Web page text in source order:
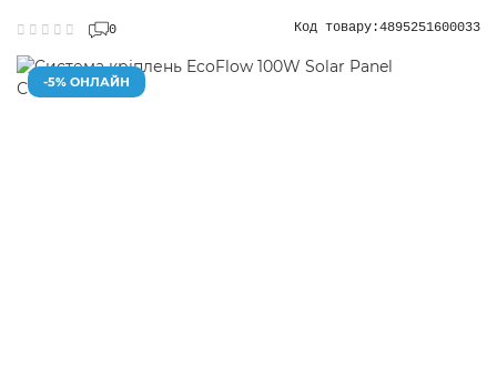
0 Код товару:4895251600033
-5% ОНЛАЙН